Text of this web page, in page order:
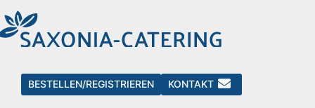
BESTELLEN/REGISTRIEREN KONTAKT
Sicherheitsfrage *